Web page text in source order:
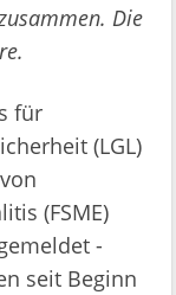
Die
für
(LGL)
(FSME)
-
seit Beginn